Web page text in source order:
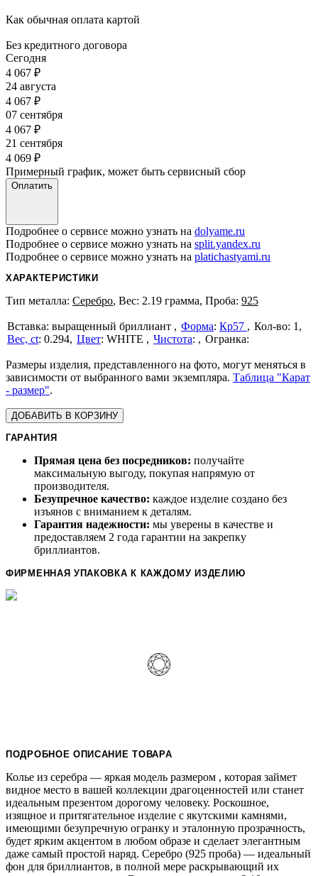
Как обычная оплата картой
Без кредитного договора
Сегодня
4 067 ₽
24 августа
4 067 ₽
07 сентября
4 067 ₽
21 сентября
4 069 ₽
Примерный график, может быть сервисный сбор
Оплатить
Подробнее о сервисе можно узнать на dolyame.ru
Подробнее о сервисе можно узнать на split.yandex.ru
Подробнее о сервисе можно узнать на platichastyami.ru
ХАРАКТЕРИСТИКИ
Тип металла: Серебро, Вес: 2.19 грамма, Проба: 925
выращенный бриллиант Форма: Кр57
1
Вес, ct: 0.294 Цвет: WHITE Чистота:
Размеры изделия, представленного на фото, могут меняться в
зависимости от выбранного вами экземпляра. Таблица "Карат
- размер".
ДОБАВИТЬ В КОРЗИНУ
ГАРАНТИЯ
Прямая цена без посредников: получайте
максимальную выгоду, покупая напрямую от
производителя.
Безупречное качество: каждое изделие создано без
изъянов с вниманием к деталям.
Гарантия надежности: мы уверены в качестве и
предоставляем 2 года гарантии на закрепку
бриллиантов.
ФИРМЕННАЯ УПАКОВКА К КАЖДОМУ ИЗДЕЛИЮ
ПОДРОБНОЕ ОПИСАНИЕ ТОВАРА
Колье из серебра — яркая модель размером , которая займет
видное место в вашей коллекции драгоценностей или станет
идеальным презентом дорогому человеку. Роскошное,
изящное и притягательное изделие с якутскими камнями,
имеющими безупречную огранку и эталонную прозрачность,
будет ярким акцентом в любом образе и сделает элегантным
даже самый простой наряд. Серебро (925 проба) — идеальный
фон для бриллиантов, в полной мере раскрывающий их